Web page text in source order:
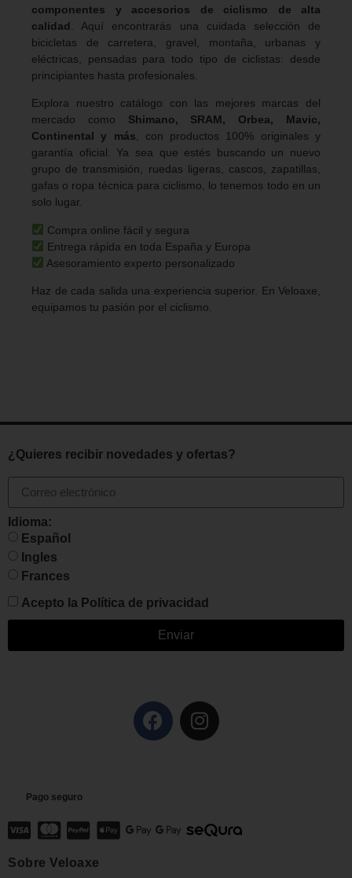
componentes y accesorios de ciclismo de alta
calidad . Aquí encontrarás una cuidada selección de
bicicletas de carretera, gravel, montaña, urbanas y
eléctricas, pensadas para todo tipo de ciclistas: desde
principiantes hasta profesionales.
Explora nuestro catálogo con las mejores marcas del
mercado como Shimano, SRAM, Orbea, Mavic,
Continental y más, con productos 100% originales y
garantía oficial. Ya sea que estés buscando un nuevo
grupo de transmisión, ruedas ligeras, cascos, zapatillas,
gafas o ropa técnica para ciclismo, lo tenemos todo en un
solo lugar.
Compra online fácil y segura
Entrega rápida en toda España y Europa
Asesoramiento experto personalizado
Haz de cada salida una experiencia superior. En Veloaxe,
equipamos tu pasión por el ciclismo.
¿Quieres recibir novedades y ofertas?
Idioma:
Español
Ingles
Frances
Acepto la Política de privacidad
Enviar
Pago seguro
Sobre Veloaxe